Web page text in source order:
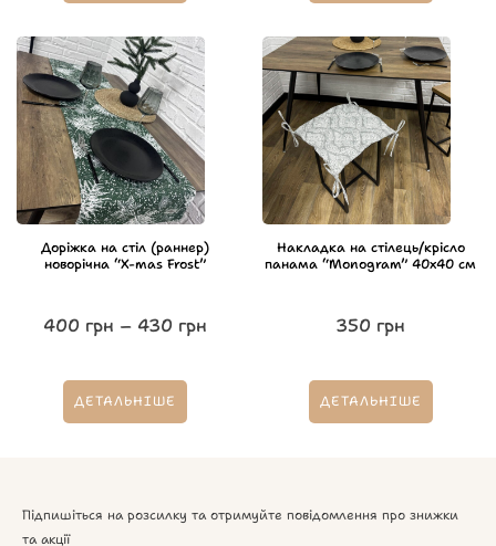
Доріжка на стіл (раннер)
новорічна “X-mas Frost”
400 грн – 430 грн
ДЕТАЛЬНІШЕ
Накладка на стілець/крісло
панама “Monogram” 40х40 см
350 грн
ДЕТАЛЬНІШЕ
Підпишіться на розсилку та отримуйте повідомлення про знижки
та акції